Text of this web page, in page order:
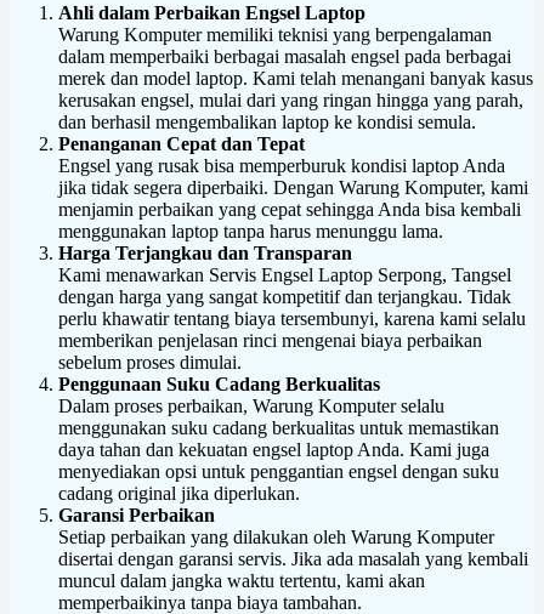
Ahli dalam Perbaikan Engsel Laptop
Warung Komputer memiliki teknisi yang berpengalaman
dalam memperbaiki berbagai masalah engsel pada berbagai
merek dan model laptop. Kami telah menangani banyak kasus
kerusakan engsel, mulai dari yang ringan hingga yang parah,
dan berhasil mengembalikan laptop ke kondisi semula.
Penanganan Cepat dan Tepat
Engsel yang rusak bisa memperburuk kondisi laptop Anda
jika tidak segera diperbaiki. Dengan Warung Komputer, kami
menjamin perbaikan yang cepat sehingga Anda bisa kembali
menggunakan laptop tanpa harus menunggu lama.
Harga Terjangkau dan Transparan
Kami menawarkan Servis Engsel Laptop Serpong, Tangsel
dengan harga yang sangat kompetitif dan terjangkau. Tidak
perlu khawatir tentang biaya tersembunyi, karena kami selalu
memberikan penjelasan rinci mengenai biaya perbaikan
sebelum proses dimulai.
Penggunaan Suku Cadang Berkualitas
Dalam proses perbaikan, Warung Komputer selalu
menggunakan suku cadang berkualitas untuk memastikan
daya tahan dan kekuatan engsel laptop Anda. Kami juga
menyediakan opsi untuk penggantian engsel dengan suku
cadang original jika diperlukan.
Garansi Perbaikan
Setiap perbaikan yang dilakukan oleh Warung Komputer
disertai dengan garansi servis. Jika ada masalah yang kembali
muncul dalam jangka waktu tertentu, kami akan
memperbaikinya tanpa biaya tambahan.